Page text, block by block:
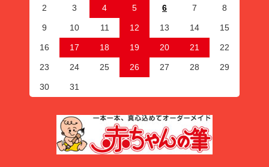
2 3 4 5 6 7 8
9 10 11 12 13 14 15
16 17 18 19 20 21 22
23 24 25 26 27 28 29
30 31